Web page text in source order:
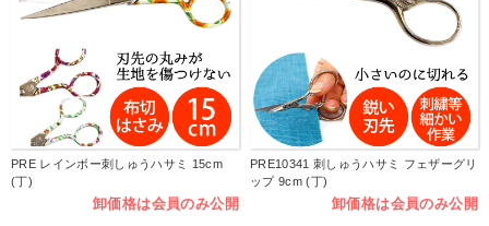
PRE レインボー刺しゅうハサミ 15cm
(丁)
卸価格は会員のみ公開
PRE10341 刺しゅうハサミ フェザーグリ
ップ 9cm (丁)
卸価格は会員のみ公開